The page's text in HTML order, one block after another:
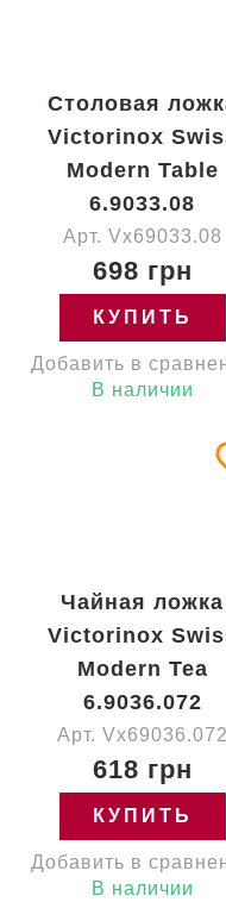
Столовая
Victorinox
Modern Table
6.9033.08
Арт. Vx69033.08
698 грн
КУПИТЬ
Добавить в
В наличии
Чайная ложка
Victorinox
Modern Tea
6.9036.072
Арт. Vx69036.072
618 грн
КУПИТЬ
Добавить в
В наличии